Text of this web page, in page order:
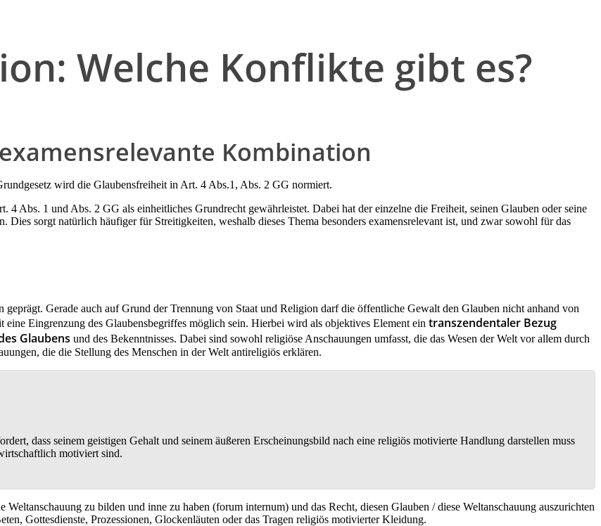
Welche Konflikte gibt es?
Kombination
wird die Glaubensfreiheit in Art. 4 Abs.1, Abs. 2 GG normiert.
Abs. 1 und Abs. 2 GG als einheitliches Grundrecht gewährleistet. Dabei hat der einzelne die Freiheit, seinen Glauben oder seine
Dies sorgt natürlich häufiger für Streitigkeiten, weshalb dieses Thema besonders examensrelevant ist, und zwar sowohl für das
Gerade auch auf Grund der Trennung von Staat und Religion darf die öffentliche Gewalt den Glauben nicht anhand von
Eingrenzung des Glaubensbegriffes möglich sein. Hierbei wird als objektives Element ein transzendentaler Bezug
Glaubens und des Bekenntnisses. Dabei sind sowohl religiöse Anschauungen umfasst, die das Wesen der Welt vor allem durch
die die Stellung des Menschen in der Welt antireligiös erklären.
dass seinem geistigen Gehalt und seinem äußeren Erscheinungsbild nach eine religiös motivierte Handlung darstellen muss
motiviert sind.
zu bilden und inne zu haben (forum internum) und das Recht, diesen Glauben / diese Weltanschauung auszurichten
Gottesdienste, Prozessionen, Glockenläuten oder das Tragen religiös motivierter Kleidung.